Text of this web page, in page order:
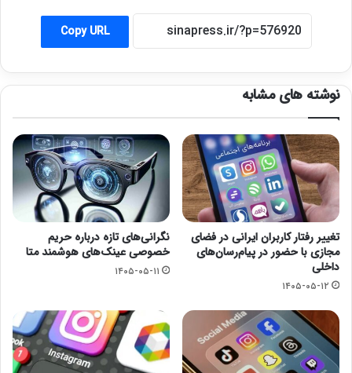
Copy URL
نوشته های مشابه
تغییر رفتار کاربران ایرانی در فضای
مجازی با حضور در پیام‌رسان‌های
داخلی
۱۴۰۵-۰۵-۱۲
نگرانی‌های تازه درباره حریم
خصوصی عینک‌های هوشمند متا
۱۴۰۵-۰۵-۱۱